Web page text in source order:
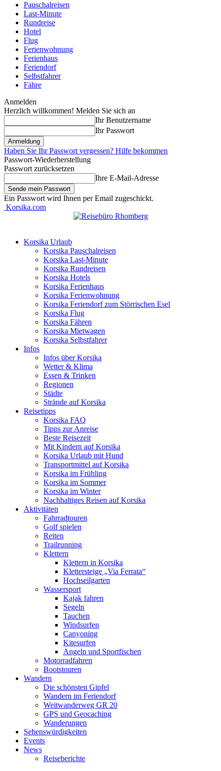
Pauschalreisen
Last-Minute
Rundreise
Hotel
Flug
Ferienwohnung
Ferienhaus
Feriendorf
Selbstfahrer
Fähre
Anmelden
Herzlich willkommen! Melden Sie sich an
Ihr Benutzername
Ihr Passwort
Haben Sie Ihr Passwort vergessen? Hilfe bekommen
Passwort-Wiederherstellung
Passwort zurücksetzen
Ihre E-Mail-Adresse
Ein Passwort wird Ihnen per Email zugeschickt.
Korsika.com
Korsika Urlaub
Korsika Pauschalreisen
Korsika Last-Minute
Korsika Rundreisen
Korsika Hotels
Korsika Ferienhaus
Korsika Ferienwohnung
Korsika Feriendorf zum Störrischen Esel
Korsika Flug
Korsika Fähren
Korsika Mietwagen
Korsika Selbstfahrer
Infos
Infos über Korsika
Wetter & Klima
Essen & Trinken
Regionen
Städte
Strände auf Korsika
Reisetipps
Korsika FAQ
Tipps zur Anreise
Beste Reisezeit
Mit Kindern auf Korsika
Korsika Urlaub mit Hund
Transportmittel auf Korsika
Korsika im Frühling
Korsika im Sommer
Korsika im Winter
Nachhaltiges Reisen auf Korsika
Aktivitäten
Fahrradtouren
Golf spielen
Reiten
Trailrunning
Klettern
Klettern in Korsika
Klettersteige „Via Ferrata“
Hochseilgarten
Wassersport
Kajak fahren
Segeln
Tauchen
Windsurfen
Canyoning
Kitesurfen
Angeln und Sportfischen
Motorradfahren
Bootstouren
Wandern
Die schönsten Gipfel
Wandern im Feriendorf
Weitwanderweg GR 20
GPS und Geocaching
Wanderungen
Sehenswürdigkeiten
Events
News
Reiseberichte